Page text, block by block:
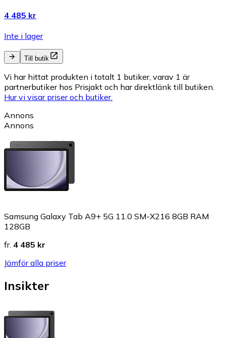
4 485 kr
Inte i lager
Till butik
Vi har hittat produkten i totalt 1 butiker, varav 1 är
partnerbutiker hos Prisjakt och har direktlänk till butiken.
Hur vi visar priser och butiker.
Annons
Annons
Samsung Galaxy Tab A9+ 5G 11.0 SM-X216 8GB RAM
128GB
fr. 4 485 kr
Jämför alla priser
Insikter